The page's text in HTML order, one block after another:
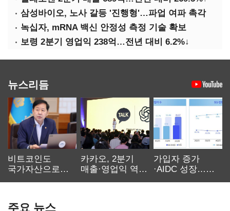
삼성바이오, 노사 갈등 '진행형'…파업 여파 촉각
녹십자, mRNA 백신 안정성 측정 기술 확보
보령 2분기 영업익 238억…전년 대비 6.2%↓
뉴스리듬
비트코인도
국가자산으로…'
카카오, 2분기
매출·영업익 역대
가입자 증가
·AIDC 성장…
주요 뉴스